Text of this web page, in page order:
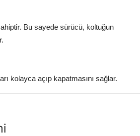
Bu sayede sürücü, koltuğun
kolayca açıp kapatmasını sağlar.